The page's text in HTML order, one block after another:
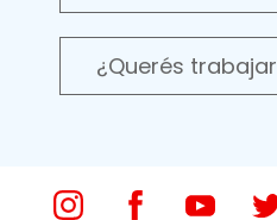
¿Querés